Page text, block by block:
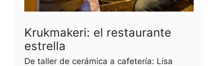
Krukmakeri: el restaurante
estrella
De taller de cerámica a cafetería: Lisa